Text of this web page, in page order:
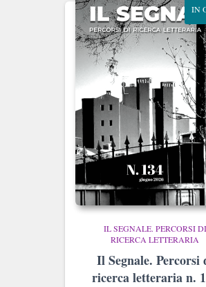
IN
IL SEGNALE. PERCORSI DI
RICERCA LETTERARIA
Il Segnale. Percorsi
ricerca letteraria n.